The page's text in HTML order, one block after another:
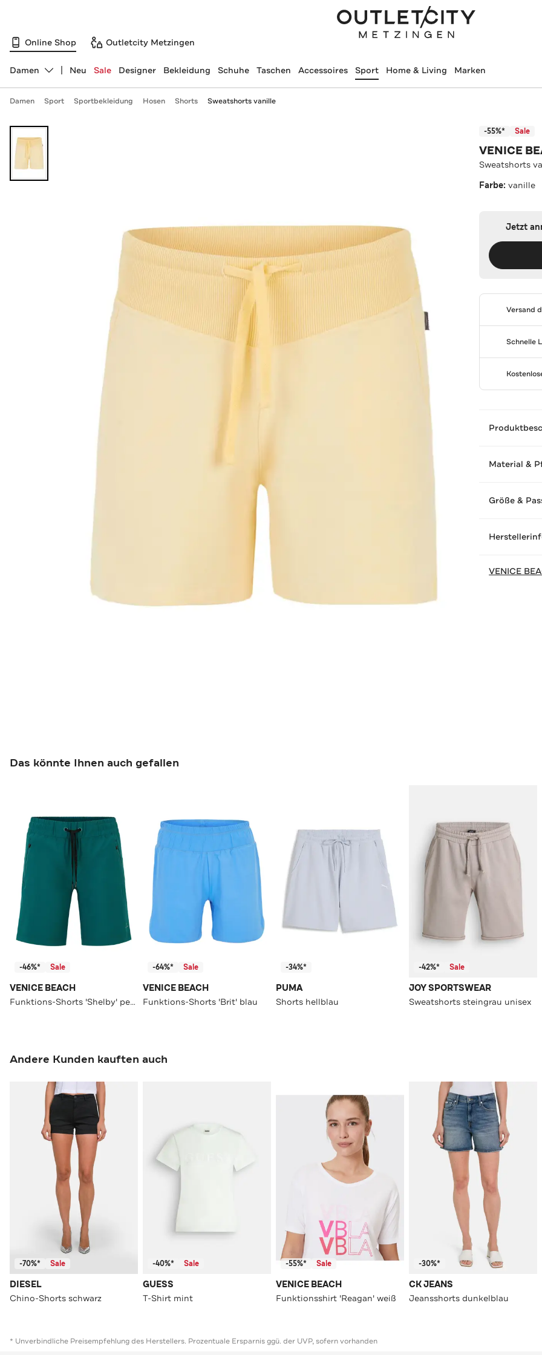
Online Shop Outletcity Metzingen
Abteilung ändern, ausgewählt:
Damen Neu Sale Designer Bekleidung Schuhe Taschen Accessoires Sport Home & Living Marken
Damen Sport Sportbekleidung Hosen Shorts Sweatshorts vanille
-55%* Sale
VENICE
Sweatshorts
Farbe:vanille
Jetzt
Versand
Schnelle
Material &
Größe &
VENICE
Das könnte Ihnen auch gefallen
-46%* Sale
VENICE BEACH
Funktions-Shorts 'Shelby' petrol
-64%* Sale
VENICE BEACH
Funktions-Shorts 'Brit' blau
-34%*
PUMA
Shorts hellblau
-42%* Sale
JOY SPORTSWEAR
Sweatshorts steingrau unisex
Andere Kunden kauften auch
-70%* Sale
DIESEL
Chino-Shorts schwarz
-40%* Sale
GUESS
T-Shirt mint
-55%* Sale
VENICE BEACH
Funktionsshirt 'Reagan' weiß
-30%*
CK JEANS
Jeansshorts dunkelblau
* Unverbindliche Preisempfehlung des Herstellers. Prozentuale Ersparnis ggü. der UVP, sofern vorhanden